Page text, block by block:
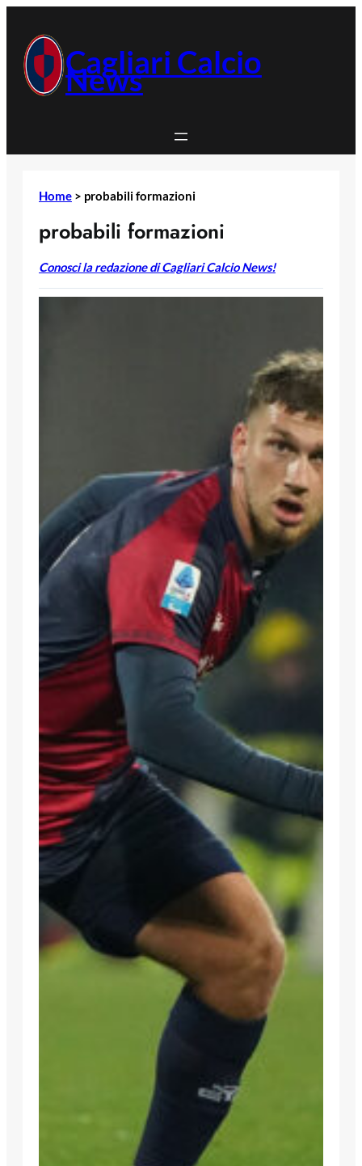
contenuto Cagliari Calcio
News
Home > probabili formazioni
probabili formazioni
Conosci la redazione di Cagliari Calcio News!